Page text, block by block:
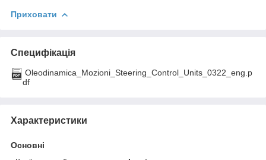
Приховати
Специфікація
Oleodinamica_Mozioni_Steering_Control_Units_0322_eng.p
df
Характеристики
Основні